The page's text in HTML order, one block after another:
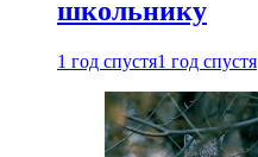
школьнику
1 год спустя1 год спустя